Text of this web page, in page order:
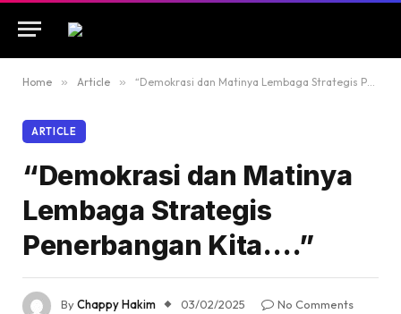
Home » Article » “Demokrasi dan Matinya Lembaga Strategis Penerbangan Kita….”
ARTICLE
“Demokrasi dan Matinya
Lembaga Strategis
Penerbangan Kita….”
ByChappy Hakim 03/02/2025
No Comments